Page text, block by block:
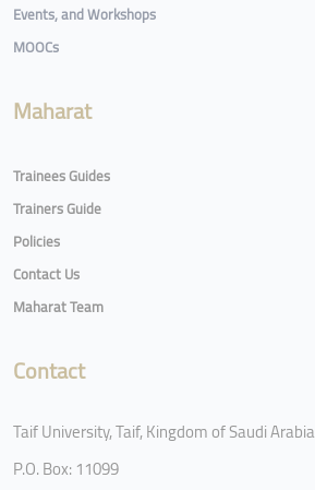
Events, and Workshops
MOOCs
Maharat
Trainees Guides
Trainers Guide
Policies
Contact Us
Maharat Team
Contact
Taif University, Taif, Kingdom of Saudi Arabia
P.O. Box: 11099